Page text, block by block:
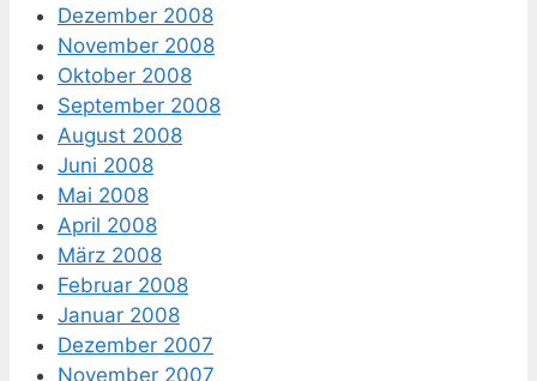
Dezember 2008
November 2008
Oktober 2008
September 2008
August 2008
Juni 2008
Mai 2008
April 2008
März 2008
Februar 2008
Januar 2008
Dezember 2007
November 2007